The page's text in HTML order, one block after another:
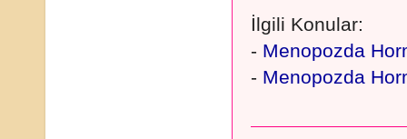
İlgili Konular:
- Menopozda
- Menopozda